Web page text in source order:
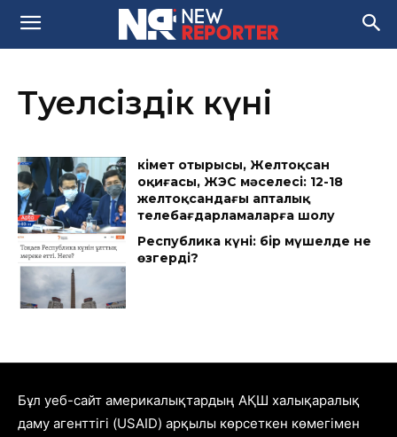
Тәуелсіздік күні
Үкімет отырысы, Желтоқсан
оқиғасы, ЖЭС мәселесі: 12-18
желтоқсандағы апталық
телебағдарламаларға шолу
Республика күні: бір мүшелде не
өзгерді?
Бұл уеб-сайт америкалықтардың АҚШ халықаралық
даму агенттігі (USAID) арқылы көрсеткен көмегімен